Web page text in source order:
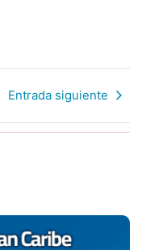
Entrada siguiente